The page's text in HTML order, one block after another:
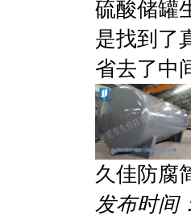
硫酸储罐
是找到了
省去了中
久佳防腐
发布时间